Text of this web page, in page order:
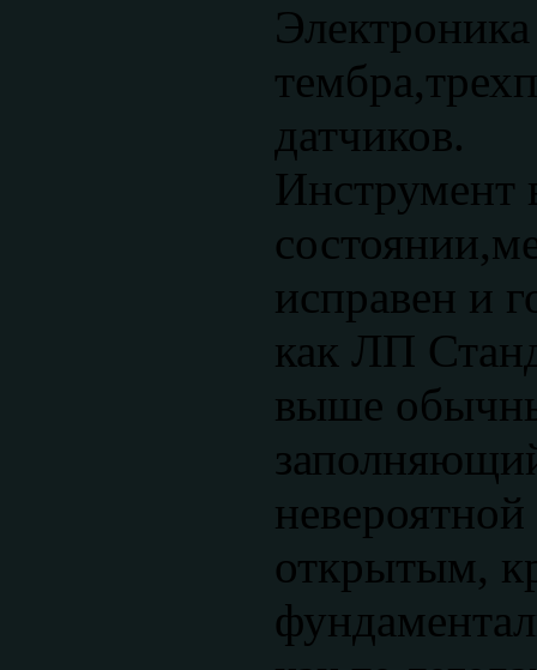
датчиков.
Инструмент
исправен и
как ЛП
выше
открытым,